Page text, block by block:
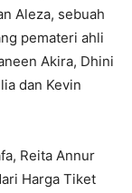
Aleza, sebuah
pemateri ahli
Akira, Dhini
dan Kevin
Reita Annur
Harga Tiket